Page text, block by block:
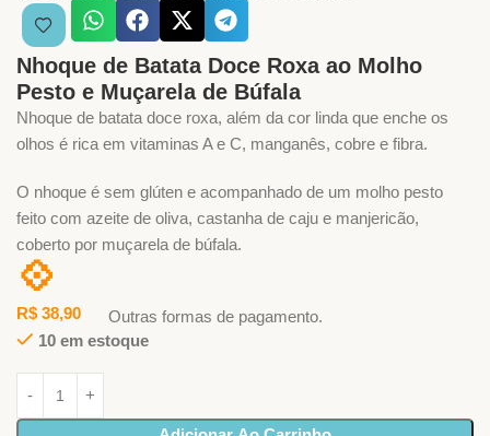
Nhoque de Batata Doce Roxa ao Molho
Pesto e Muçarela de Búfala
Nhoque de batata doce roxa, além da cor linda que enche os
olhos é rica em vitaminas A e C, manganês, cobre e fibra.
O nhoque é sem glúten e acompanhado de um molho pesto
feito com azeite de oliva, castanha de caju e manjericão,
coberto por muçarela de búfala.
💠
R$ 38,90
Outras formas de pagamento.
10 em estoque